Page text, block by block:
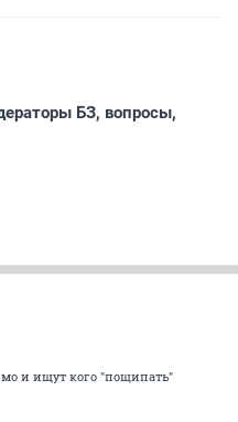
БЗ, вопросы,
и ищут кого "пощипать"